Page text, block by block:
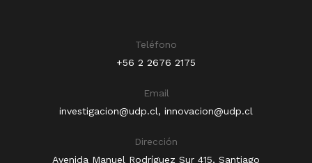
Teléfono
+56 2 2676 2175
Email
investigacion@udp.cl, innovacion@udp.cl
Dirección
Avenida Manuel Rodríguez Sur 415, Santiago